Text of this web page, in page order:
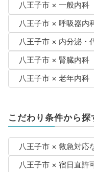
八王子市 × 一般内科
八王子市 × 呼吸器内
八王子市 × 内分泌・
八王子市 × 腎臓内科
八王子市 × 老年内科
こだわり条件から探
八王子市 × 救急対応
八王子市 × 宿日直許